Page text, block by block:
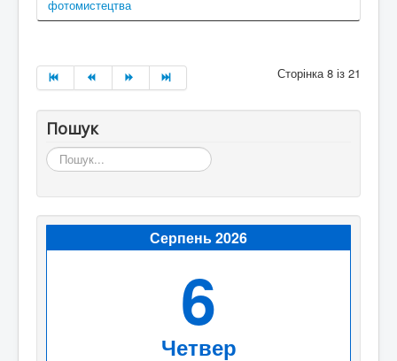
фотомистецтва
Сторінка 8 із 21
Пошук
Пошук...
Серпень 2026
6
Четвер